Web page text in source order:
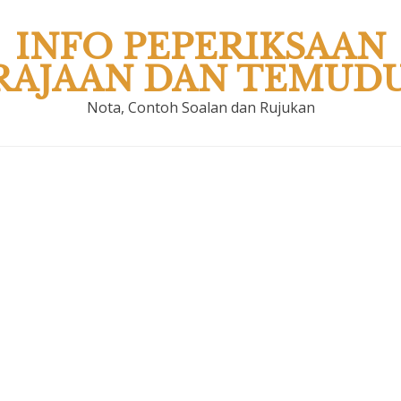
INFO PEPERIKSAAN
DAN
Nota, Contoh Soalan dan Rujukan